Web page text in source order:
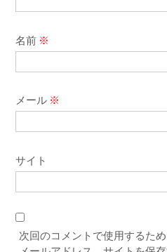
名前 ※
メール ※
サイト
次回のコメントで使用するた